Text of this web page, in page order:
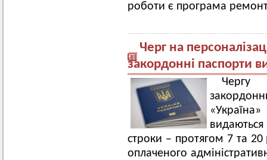
роботи є програма
Черг на
закордонні паспорти
строки – протягом 7 та 20
оплаченого